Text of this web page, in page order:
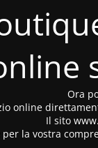
Ora
online
Il sito
per la vostra